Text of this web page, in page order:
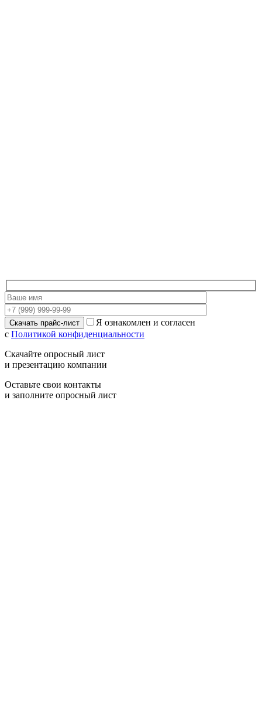
Я ознакомлен и согласен
с Политикой конфиденциальности
Скачайте опросный лист
и презентацию компании
Оставьте свои контакты
и заполните опросный лист